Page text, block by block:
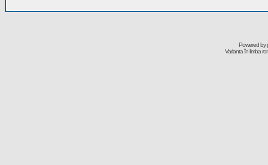
Powered by
Varianta în limba